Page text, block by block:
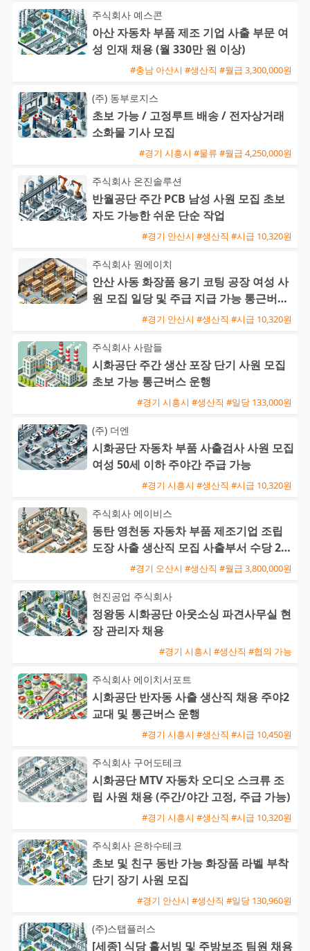
주식회사 예스콘
아산 자동차 부품 제조 기업 사출 부문 여
성 인재 채용 (월 330만 원 이상)
#충남 아산시 #생산직 #월급 3,300,000원
(주) 동부로지스
초보 가능 / 고정루트 배송 / 전자상거래
소화물 기사 모집
#경기 시흥시 #물류 #월급 4,250,000원
주식회사 온진솔루션
반월공단 주간 PCB 남성 사원 모집 초보
자도 가능한 쉬운 단순 작업
#경기 안산시 #생산직 #시급 10,320원
주식회사 원에이치
안산 사동 화장품 용기 코팅 공장 여성 사
원 모집 일당 및 주급 지급 가능 통근버스
#경기 안산시 #생산직 #시급 10,320원
주식회사 사람들
시화공단 주간 생산 포장 단기 사원 모집
초보 가능 통근버스 운행
#경기 시흥시 #생산직 #일당 133,000원
(주) 더엔
시화공단 자동차 부품 사출검사 사원 모집
여성 50세 이하 주야간 주급 가능
#경기 시흥시 #생산직 #시급 10,320원
주식회사 에이비스
동탄 영천동 자동차 부품 제조기업 조립
도장 사출 생산직 모집 사출부서 수당 20
만원 지급#경기 오산시 #생산직 #월급 3,800,000원
현진공업 주식회사
정왕동 시화공단 아웃소싱 파견사무실 현
장 관리자 채용
#경기 시흥시 #생산직 #협의 가능
주식회사 에이치서포트
시화공단 반자동 사출 생산직 채용 주야2
교대 및 통근버스 운행
#경기 시흥시 #생산직 #시급 10,450원
주식회사 구어도테크
시화공단 MTV 자동차 오디오 스크류 조
립 사원 채용 (주간/야간 고정, 주급 가능)
#경기 시흥시 #생산직 #시급 10,320원
주식회사 은하수테크
초보 및 친구 동반 가능 화장품 라벨 부착
단기 장기 사원 모집
#경기 안산시 #생산직 #일당 130,960원
(주)스탭플러스
[세종] 식당 홀서빙 및 주방보조 팀원 채용